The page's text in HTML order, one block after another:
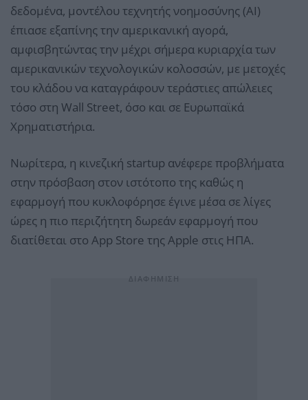
δεδομένα, μοντέλου τεχνητής νοημοσύνης (AI)
έπιασε εξαπίνης την αμερικανική αγορά,
αμφισβητώντας την μέχρι σήμερα κυριαρχία των
αμερικανικών τεχνολογικών κολοσσών, με μετοχές
του κλάδου να καταγράφουν τεράστιες απώλειες
τόσο στη Wall Street, όσο και σε Ευρωπαϊκά
Χρηματιστήρια.
Νωρίτερα, η κινεζική startup ανέφερε προβλήματα
στην πρόσβαση στον ιστότοπο της καθώς η
εφαρμογή που κυκλοφόρησε έγινε μέσα σε λίγες
ώρες η πιο περιζήτητη δωρεάν εφαρμογή που
διατίθεται στο App Store της Apple στις ΗΠΑ.